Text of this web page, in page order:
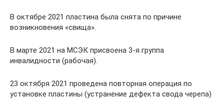
В октябре 2021 пластина была снята по причине
возникновения «свища».
В марте 2021 на МСЭК присвоена 3-я группа
инвалидности (рабочая).
23 октября 2021 проведена повторная операция по
установке пластины (устранение дефекта свода черепа)